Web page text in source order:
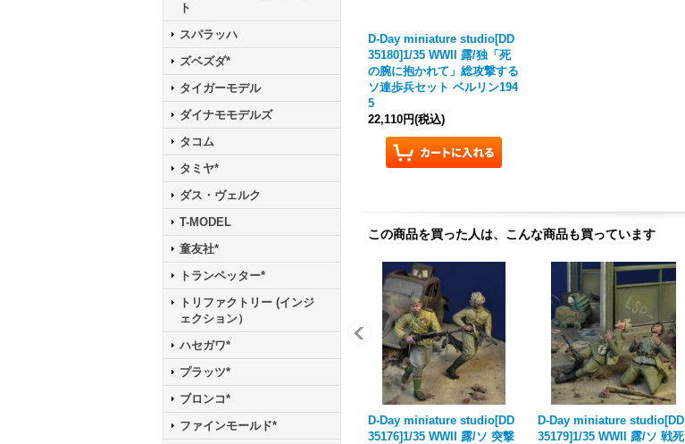
ト
スパラッハ
ズベズダ*
タイガーモデル
ダイナモモデルズ
タコム
タミヤ*
ダス・ヴェルク
T-MODEL
童友社*
トランペッター*
トリファクトリー (インジ
ェクション）
ハセガワ*
プラッツ*
ブロンコ*
ファインモールド*
D-Day miniature studio[DD
35180]1/35 WWII 露/独「死
の腕に抱かれて」総攻撃する
ソ連歩兵セット ベルリン194
5
22,110円(税込)
この商品を買った人は、こんな商品も買っています
D-Day miniature studio[DD
35176]1/35 WWII 露/ソ 突撃
D-Day miniature studio[DD
35179]1/35 WWII 露/ソ 戦死